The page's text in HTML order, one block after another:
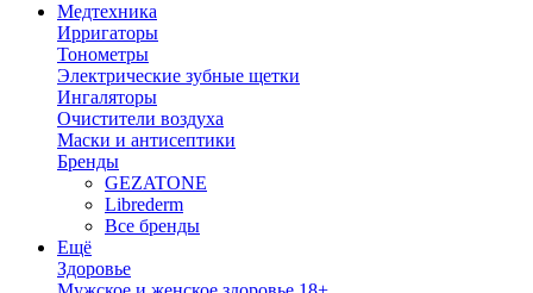
Медтехника
Ирригаторы
Тонометры
Электрические зубные щетки
Ингаляторы
Очистители воздуха
Маски и антисептики
Бренды
GEZATONE
Librederm
Все бренды
Ещё
Здоровье